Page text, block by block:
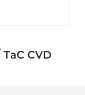
أجزاء مخصصة لطلاء كربيد التنتالوم TaC CVD